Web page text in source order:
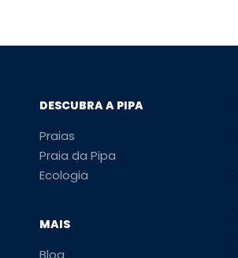
DESCUBRA A PIPA
Praias
Praia da Pipa
Ecologia
MAIS
Blog